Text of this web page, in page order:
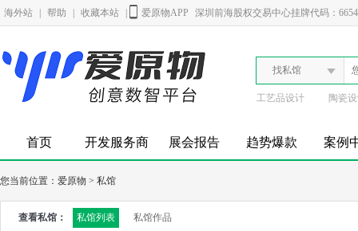
海外站 帮助 收藏本站 爱原物APP 深圳前海股权交易中心挂牌代码：
找私馆
工艺品设计 陶瓷
首页 开发服务商 展会报告 趋势爆款 案例
您当前位置： 爱原物 > 私馆
查看私馆： 私馆列表 私馆作品